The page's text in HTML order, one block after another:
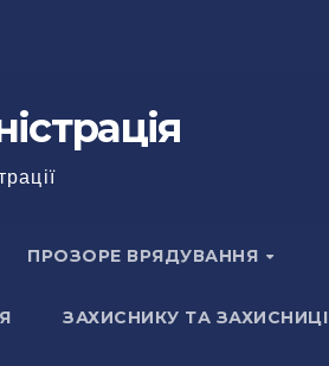
ПРОЗОРЕ ВРЯДУВАННЯ
ЗАХИСНИКУ ТА ЗАХИСНИЦІ